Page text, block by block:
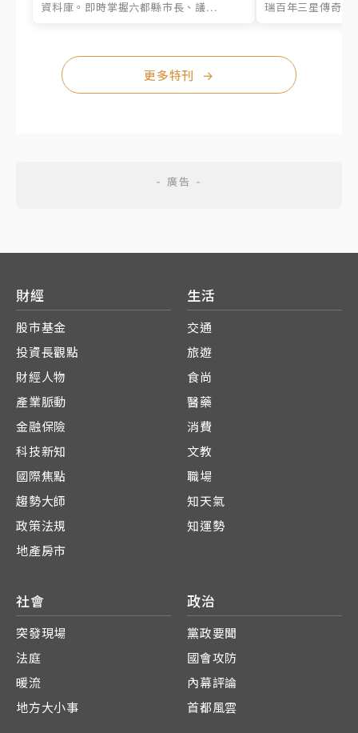
資料庫。即時掌握六都縣市長、議...
瑞百年三星傳奇、
更多特刊 →
財經
股市基金
投資長觀點
財經人物
產業脈動
金融保險
科技新知
國際焦點
趨勢大師
政策法規
地產房市
生活
交通
旅遊
食尚
醫藥
消費
文教
職場
知天氣
知運勢
社會
突發現場
法庭
暖流
地方大小事
政治
黨政要聞
國會攻防
內幕評論
首都風雲